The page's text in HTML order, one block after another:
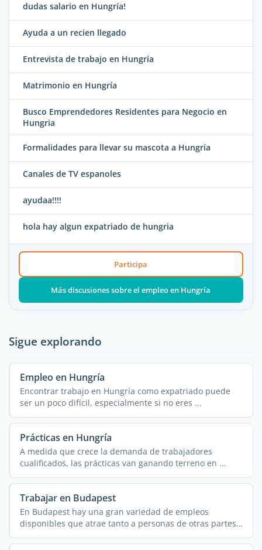
dudas salario en Hungría!
Ayuda a un recien llegado
Entrevista de trabajo en Hungría
Matrimonio en Hungría
Busco Emprendedores Residentes para Negocio en
Hungria
Formalidades para llevar su mascota a Hungría
Canales de TV espanoles
ayudaa!!!!
hola hay algun expatriado de hungria
Participa
Más discusiones sobre el empleo en Hungría
Sigue explorando
Empleo en Hungría
Encontrar trabajo en Hungría como expatriado puede
ser un poco difícil, especialmente si no eres ...
Prácticas en Hungría
A medida que crece la demanda de trabajadores
cualificados, las prácticas van ganando terreno en ...
Trabajar en Budapest
En Budapest hay una gran variedad de empleos
disponibles que atrae tanto a personas de otras partes
del ...